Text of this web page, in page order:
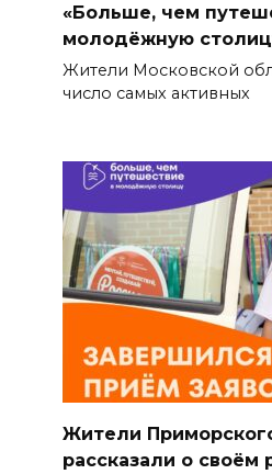
«Больше, чем
молодёжную
Жители Московской
число самых активных
Жители
рассказали о своём